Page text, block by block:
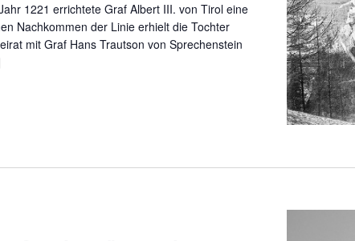
1221 errichtete Graf Albert III. von Tirol eine
Nachkommen der Linie erhielt die Tochter
mit Graf Hans Trautson von Sprechenstein